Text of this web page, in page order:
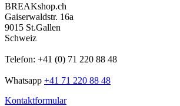
BREAKshop.ch
Gaiserwaldstr. 16a
9015 St.Gallen
Schweiz
Telefon: +41 (0) 71 220 88 48
Whatsapp +41 71 220 88 48
Kontaktformular